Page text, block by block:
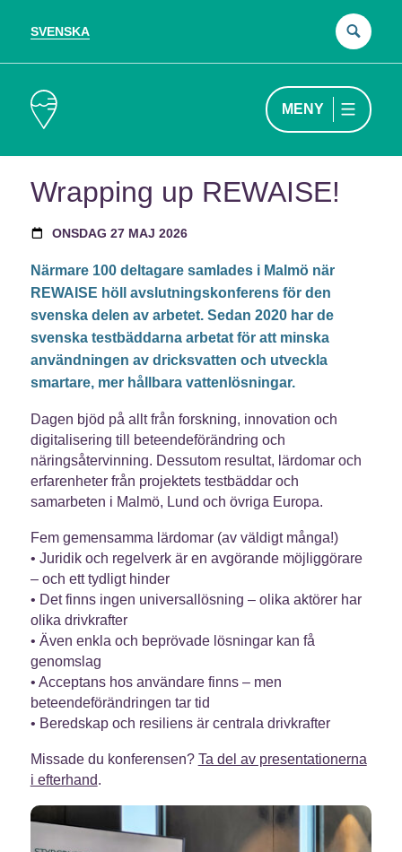
SVENSKA
Sök
MENY
Wrapping up REWAISE!
ONSDAG 27 MAJ 2026
Närmare 100 deltagare samlades i Malmö när
REWAISE höll avslutningskonferens för den
svenska delen av arbetet. Sedan 2020 har de
svenska testbäddarna arbetat för att minska
användningen av dricksvatten och utveckla
smartare, mer hållbara vattenlösningar.
Dagen bjöd på allt från forskning, innovation och
digitalisering till beteendeförändring och
näringsåtervinning. Dessutom resultat, lärdomar och
erfarenheter från projektets testbäddar och
samarbeten i Malmö, Lund och övriga Europa.
Fem gemensamma lärdomar (av väldigt många!)
• Juridik och regelverk är en avgörande möjliggörare
– och ett tydligt hinder
• Det finns ingen universallösning – olika aktörer har
olika drivkrafter
• Även enkla och beprövade lösningar kan få
genomslag
• Acceptans hos användare finns – men
beteendeförändringen tar tid
• Beredskap och resiliens är centrala drivkrafter
Missade du konferensen? Ta del av presentationerna
i efterhand.